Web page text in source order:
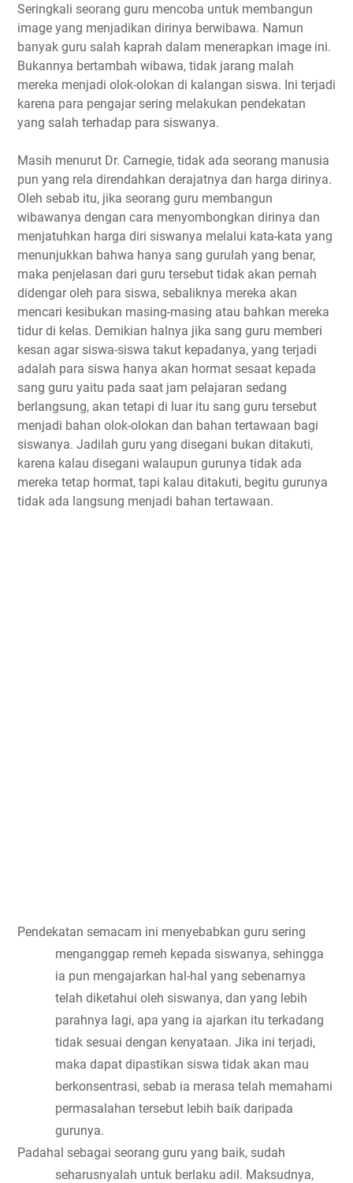
Seringkali seorang guru mencoba untuk membangun
image yang menjadikan dirinya berwibawa. Namun
banyak guru salah kaprah dalam menerapkan image ini.
Bukannya bertambah wibawa, tidak jarang malah
mereka menjadi olok-olokan di kalangan siswa. Ini terjadi
karena para pengajar sering melakukan pendekatan
yang salah terhadap para siswanya.
Masih menurut Dr. Carnegie, tidak ada seorang manusia
pun yang rela direndahkan derajatnya dan harga dirinya.
Oleh sebab itu, jika seorang guru membangun
wibawanya dengan cara menyombongkan dirinya dan
menjatuhkan harga diri siswanya melalui kata-kata yang
menunjukkan bahwa hanya sang gurulah yang benar,
maka penjelasan dari guru tersebut tidak akan pernah
didengar oleh para siswa, sebaliknya mereka akan
mencari kesibukan masing-masing atau bahkan mereka
tidur di kelas. Demikian halnya jika sang guru memberi
kesan agar siswa-siswa takut kepadanya, yang terjadi
adalah para siswa hanya akan hormat sesaat kepada
sang guru yaitu pada saat jam pelajaran sedang
berlangsung, akan tetapi di luar itu sang guru tersebut
menjadi bahan olok-olokan dan bahan tertawaan bagi
siswanya. Jadilah guru yang disegani bukan ditakuti,
karena kalau disegani walaupun gurunya tidak ada
mereka tetap hormat, tapi kalau ditakuti, begitu gurunya
tidak ada langsung menjadi bahan tertawaan.
Pendekatan semacam ini menyebabkan guru sering
menganggap remeh kepada siswanya, sehingga
ia pun mengajarkan hal-hal yang sebenarnya
telah diketahui oleh siswanya, dan yang lebih
parahnya lagi, apa yang ia ajarkan itu terkadang
tidak sesuai dengan kenyataan. Jika ini terjadi,
maka dapat dipastikan siswa tidak akan mau
berkonsentrasi, sebab ia merasa telah memahami
permasalahan tersebut lebih baik daripada
gurunya.
Padahal sebagai seorang guru yang baik, sudah
seharusnyalah untuk berlaku adil. Maksudnya,